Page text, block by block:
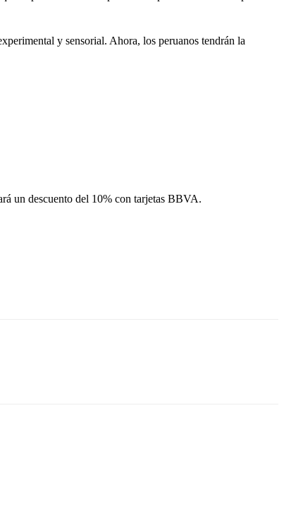
y sensorial. Ahora, los peruanos tendrán la
un descuento del 10% con tarjetas BBVA.